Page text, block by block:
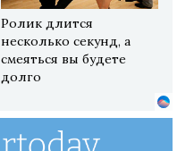
Ролик длится
несколько секунд, а
смеяться вы будете
долго